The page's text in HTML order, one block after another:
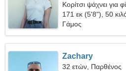
Κορίτσι ψάχνει για
171 εκ (5'8"), 50
Γάμος
Zachary
32 ετών, Παρθένος